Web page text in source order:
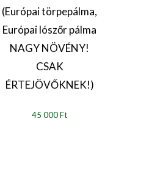
(Európai törpepálma,
Európai lószőr pálma
NAGY NÖVÉNY!
CSAK
ÉRTEJÖVŐKNEK!)
45 000 Ft